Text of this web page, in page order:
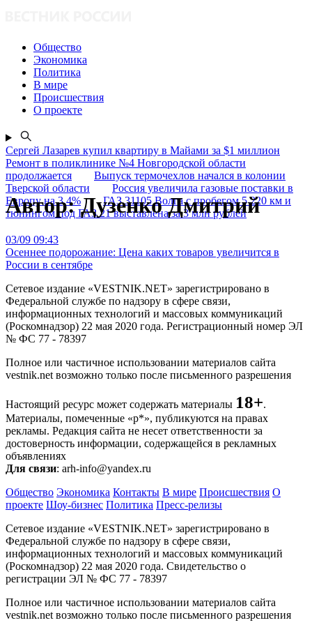
Общество
Экономика
Политика
В мире
Происшествия
О проекте
Сергей Лазарев купил квартиру в Майами за $1 миллион
Ремонт в поликлинике №4 Новгородской области
продолжается
Выпуск термочехлов начался в колонии
Тверской области
Россия увеличила газовые поставки в
Европу на 3,4%
ГАЗ 31105 Волга с пробегом 5 220 км и
тюнингом под ГАЗ 21 выставлена за 3 млн рублей
Автор:Дузенко Дмитрий
03/09 09:43
Осеннее подорожание: Цена каких товаров увеличится в
России в сентябре
Сетевое издание «VESTNIK.NET» зарегистрировано в
Федеральной службе по надзору в сфере связи,
информационных технологий и массовых коммуникаций
(Роскомнадзор) 22 мая 2020 года. Регистрационный номер ЭЛ
№ ФС 77 - 78397
Полное или частичное использовании материалов сайта
vestnik.net возможно только после письменного разрешения
Настоящий ресурс может содержать материалы 18+.
Материалы, помеченные «р*», публикуются на правах
рекламы. Редакция сайта не несет ответственности за
достоверность информации, содержащейся в рекламных
объявлениях
Для связи: arh-info@yandex.ru
Общество Экономика Контакты В мире Происшествия О
проекте Шоу-бизнес Политика Пресс-релизы
Сетевое издание «VESTNIK.NET» зарегистрировано в
Федеральной службе по надзору в сфере связи,
информационных технологий и массовых коммуникаций
(Роскомнадзор) 22 мая 2020 года. Свидетельство о
регистрации ЭЛ № ФС 77 - 78397
Полное или частичное использовании материалов сайта
vestnik.net возможно только после письменного разрешения